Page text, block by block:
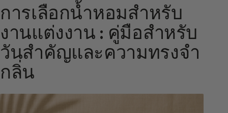
การเลือกน้ำหอมสำหรับ
งานแต่งงาน : คู่มือสำหรับ
วันสำคัญและความทรงจำ
กลิ่น